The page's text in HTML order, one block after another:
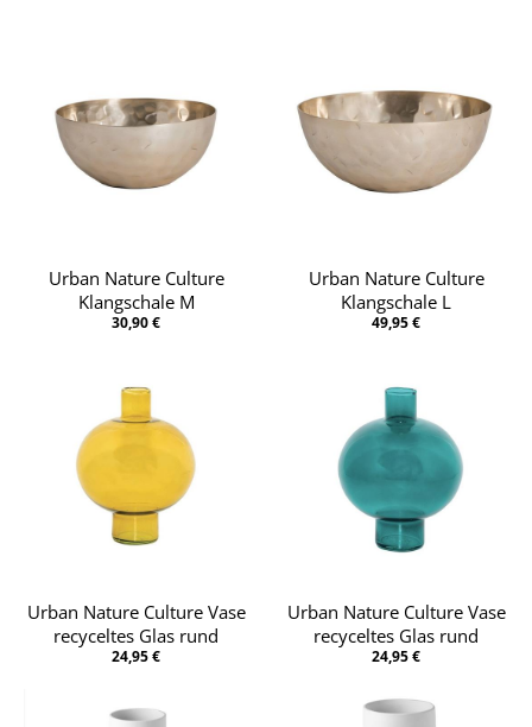
Urban Nature Culture
Klangschale M
30,90 €
Urban Nature Culture
Klangschale L
49,95 €
Urban Nature Culture Vase
recyceltes Glas rund
24,95 €
Urban Nature Culture Vase
recyceltes Glas rund
24,95 €